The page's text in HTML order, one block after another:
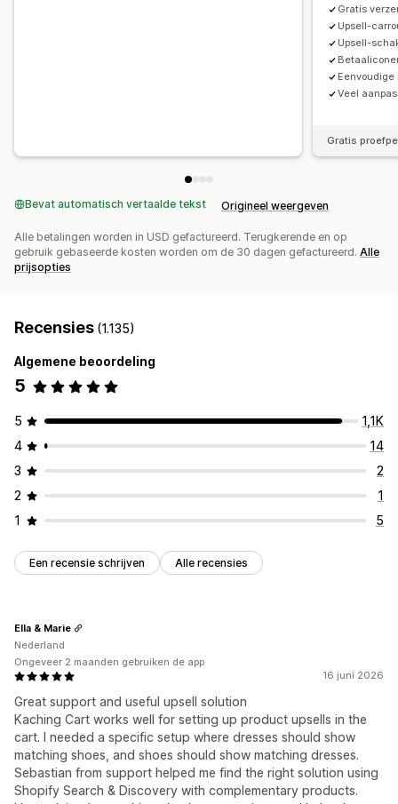
Gratis
Upsell-
Upsell-
Veel
Gratis
Bevat automatisch vertaalde tekst Origineel weergeven
Alle betalingen worden in USD gefactureerd. Terugkerende en op
gebruik gebaseerde kosten worden om de 30 dagen gefactureerd. Alle
prijsopties
Recensies (1.135)
Algemene beoordeling
5
5
1,1K
4
14
3
2
2
1
1
5
Een recensie schrijven Alle recensies
16 juni 2026
Great support and useful upsell solution
Kaching Cart works well for setting up product upsells in the
cart. I needed a specific setup where dresses should show
matching shoes, and shoes should show matching dresses.
Sebastian from support helped me find the right solution using
Shopify Search & Discovery with complementary products.
Ella & Marie
Nederland
Ongeveer 2 maanden gebruiken de app